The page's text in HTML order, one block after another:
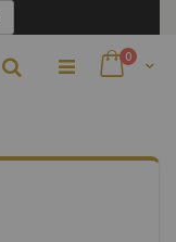
Cart
0
Buscar